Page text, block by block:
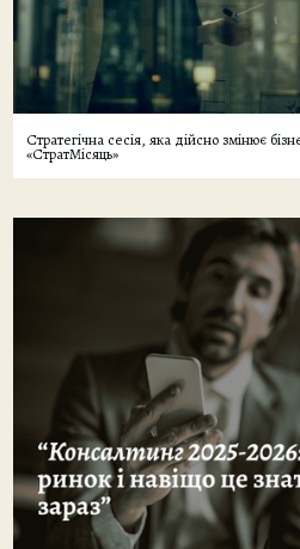
Стратегічна сесія, яка дійсно змінює
«СтратМісяць»